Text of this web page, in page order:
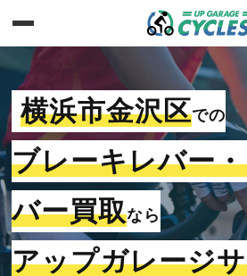
横浜市金沢区での
ブレーキレバー
バー買取なら
アップガレージ